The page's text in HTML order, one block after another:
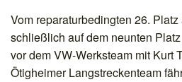
Vom reparaturbedingten 26.
schließlich auf dem neunten
vor dem VW-Werksteam mit Kurt
Ötigheimer Langstreckenteam